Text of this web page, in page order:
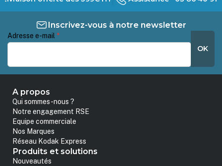
Inscrivez-vous à notre newsletter
Adresse e-mail *
OK
A propos
Qui sommes-nous ?
Notre engagement RSE
Equipe commerciale
Nos Marques
Réseau Kodak Express
Produits et solutions
Nouveautés